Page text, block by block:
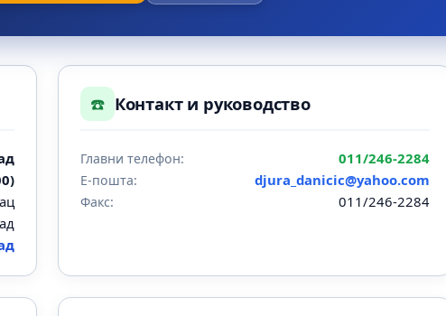
☎️ Контакт и руководство
Главни телефон: 011/246-2284
Е-пошта: djura_danicic@yahoo.com
Факс: 011/246-2284